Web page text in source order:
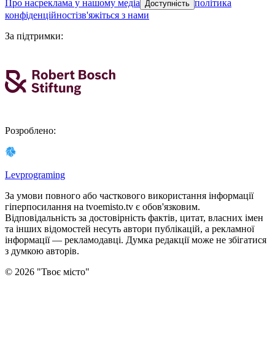
про насреклама у нашому медіа Доступність політика
конфіденційностізв'яжіться з нами
За підтримки:
Розроблено:
Levprograming
За умови повного або часткового використання iнформацiї
гіперпосилання на tvoemisto.tv є обов'язковим.
Відповідальність за достовірність фактів, цитат, власних імен
та інших відомостей несуть автори публікацій, а рекламної
інформації — рекламодавці. Думка редакцiї може не збiгатися
з думкою авторiв.
© 2026 "Твоє місто"